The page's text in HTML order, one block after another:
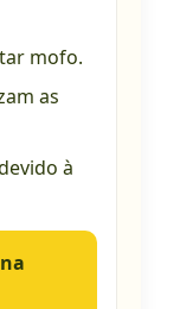
mofo.
as
à